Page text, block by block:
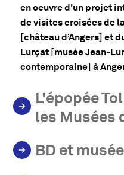
en oeuvre d'un projet
de visites croisées de
[château d’Angers] et
Lurçat [musée Jean-
contemporaine] à
L'épopée
les Musées
BD et